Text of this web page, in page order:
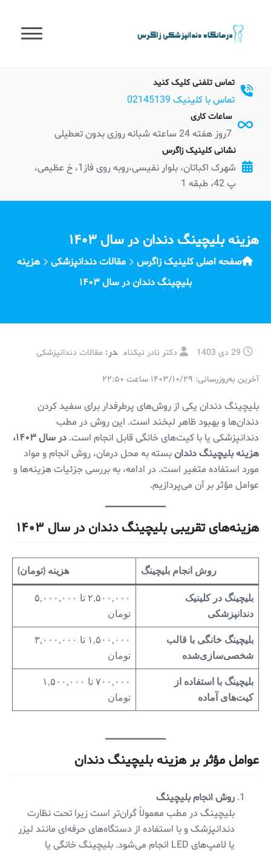
content
تماس تلفنی کلیک کنید
تماس با کلینیک 02145139
ساعات کاری
7روز هفته 24 ساعته شبانه روزی بدون تعطیلی
نشانی کلینیک زاگرس
شهرک اکباتان، بلوار نفیسی،روبه روی فاز1، خ عظیمی،
پ 42، طبقه 1
هزینه بلیچینگ دندان در سال ۱۴۰۳
صفحه اصلی کلینیک زاگرس مقالات دندانپزشکی
هزینه
بلیچینگ دندان در سال ۱۴۰۳
29 دی 1403 دکتر نادر نیکنام در: مقالات دندانپزشکی
آخرین به‌روزرسانی: ۱۴۰۳/۱۰/۲۹ ساعت ۲۲:۵۰
بلیچینگ دندان یکی از روش‌های پرطرفدار برای سفید کردن
دندان‌ها و بهبود ظاهر لبخند است. این روش در مطب
دندانپزشکی یا با کیت‌های خانگی قابل انجام است.
در سال ۱۴۰۳،
هزینه بلیچینگ دندانبسته به محل درمان، روش انجام و مواد
مورد استفاده متغیر است. در ادامه، به بررسی جزئیات هزینه‌ها و
عوامل مؤثر بر آن می‌پردازیم.
هزینه‌های تقریبی بلیچینگ دندان در سال ۱۴۰۳
روش انجام بلیچینگ هزینه (تومان)
بلیچینگ در کلینیک
دندانپزشکی
۲,۵۰۰,۰۰۰ تا ۵,۰۰۰,۰۰۰
تومان
بلیچینگ خانگی با قالب
شخصی‌سازی‌شده
۱,۵۰۰,۰۰۰ تا ۳,۰۰۰,۰۰۰
تومان
بلیچینگ با استفاده از
کیت‌های آماده
۷۰۰,۰۰۰ تا ۱,۵۰۰,۰۰۰
تومان
عوامل مؤثر بر هزینه بلیچینگ دندان
روش انجام بلیچینگ
بلیچینگ در مطب معمولاً گران‌تر است زیرا تحت نظارت
دندانپزشک و با استفاده از دستگاه‌های حرفه‌ای مانند لیزر
یا لامپ‌های LED انجام می‌شود. بلیچینگ خانگی یا